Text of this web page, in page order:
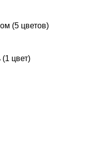
(5 цветов)
цвет)